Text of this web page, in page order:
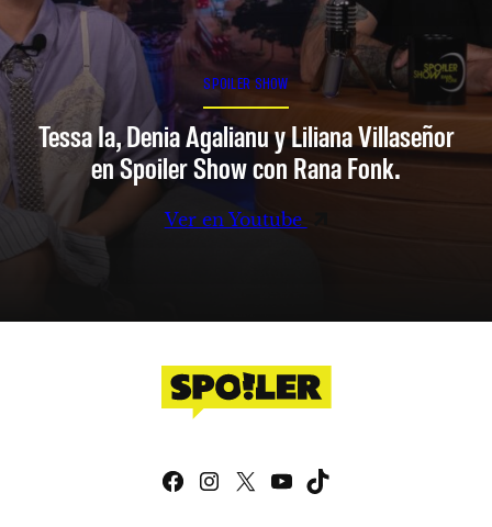
SPOILER SHOW
Tessa Ia, Denia Agalianu y Liliana Villaseñor
en Spoiler Show con Rana Fonk.
Ver en Youtube
Facebook
Instagram
X YouTube